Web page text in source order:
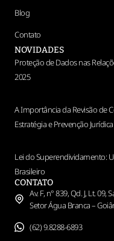
Blog
Contato
NOVIDADES
Proteção de Dados nas
2025
A Importância da Revisão de
Estratégia e Prevenção
Lei do Superendividamento:
Brasileiro
CONTATO
Av. F, n° 839, Qd. J, Lt. 09,
Setor Água Branca –
(62) 9.8288-6893